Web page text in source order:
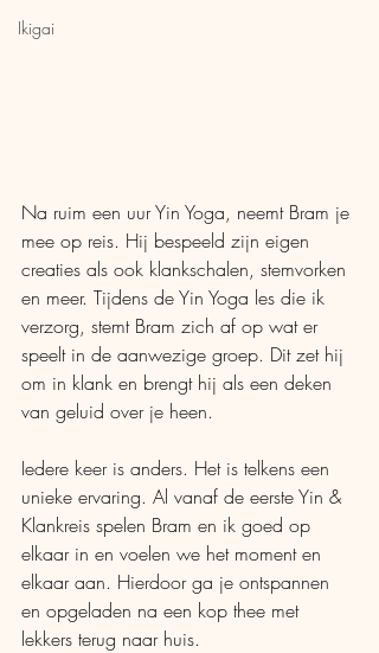
Ikigai
Na ruim een uur Yin Yoga, neemt Bram je
mee op reis. Hij bespeeld zijn eigen
creaties als ook klankschalen, stemvorken
en meer. Tijdens de Yin Yoga les die ik
verzorg, stemt Bram zich af op wat er
speelt in de aanwezige groep. Dit zet hij
om in klank en brengt hij als een deken
van geluid over je heen.
Iedere keer is anders. Het is telkens een
unieke ervaring. Al vanaf de eerste Yin &
Klankreis spelen Bram en ik goed op
elkaar in en voelen we het moment en
elkaar aan. Hierdoor ga je ontspannen
en opgeladen na een kop thee met
lekkers terug naar huis.